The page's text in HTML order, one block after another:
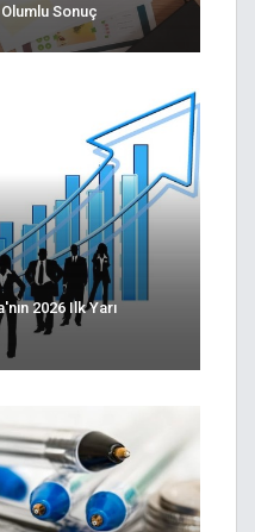
Sonuç
2026 Ilk Yarı